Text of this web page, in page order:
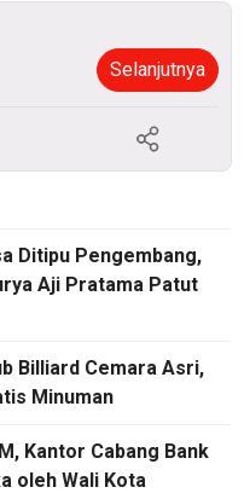
Selanjutnya
Ditipu Pengembang,
Aji Pratama Patut
Billiard Cemara Asri,
Minuman
Kantor Cabang Bank
oleh Wali Kota